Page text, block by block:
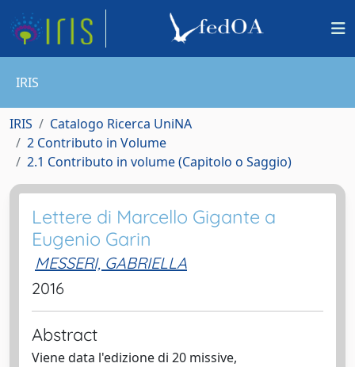
IRIS
IRIS
Catalogo Ricerca UniNA
2 Contributo in Volume
2.1 Contributo in volume (Capitolo o Saggio)
Lettere di Marcello Gigante a
Eugenio Garin
MESSERI, GABRIELLA
2016
Abstract
Viene data l'edizione di 20 missive,